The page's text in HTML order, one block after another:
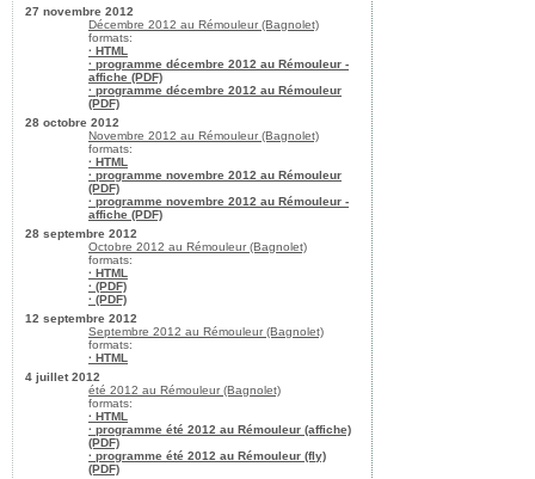
27 novembre 2012
Décembre 2012 au Rémouleur (Bagnolet)
formats:
· HTML
· programme décembre 2012 au Rémouleur -
affiche (PDF)
· programme décembre 2012 au Rémouleur
(PDF)
28 octobre 2012
Novembre 2012 au Rémouleur (Bagnolet)
formats:
· HTML
· programme novembre 2012 au Rémouleur
(PDF)
· programme novembre 2012 au Rémouleur -
affiche (PDF)
28 septembre 2012
Octobre 2012 au Rémouleur (Bagnolet)
formats:
· HTML
· (PDF)
· (PDF)
12 septembre 2012
Septembre 2012 au Rémouleur (Bagnolet)
formats:
· HTML
4 juillet 2012
été 2012 au Rémouleur (Bagnolet)
formats:
· HTML
· programme été 2012 au Rémouleur (affiche)
(PDF)
· programme été 2012 au Rémouleur (fly)
(PDF)